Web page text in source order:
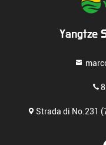
Yangtze
Strada di No.231